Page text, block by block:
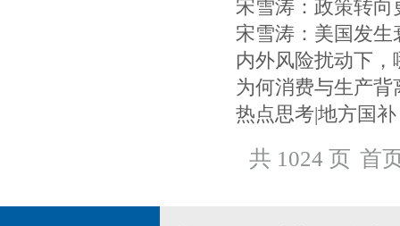
宋雪涛：政策转
宋雪涛：美国发
内外风险扰动下，
为何消费与生产
热点思考|地方国
共 1024 页 首